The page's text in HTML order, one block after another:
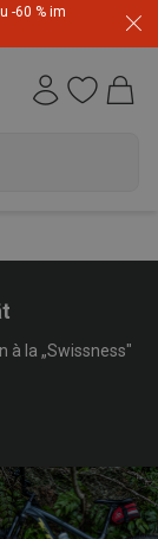
-60 % im
à la „Swissness"